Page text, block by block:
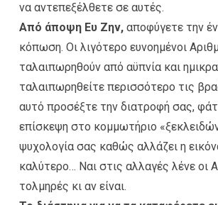
να αντεπεξέλθετε σε αυτές.
Από άποψη Ευ Ζην, αποφύγετε την
κόπωση. Οι λιγότερο ευνοημένοι
ταλαιπωρηθούν από αϋπνία και
ταλαιπωρηθείτε περισσότερο τις
αυτό προσέξτε την διατροφή σας,
επίσκεψη στο κομμωτήριο
ψυχολογία σας καθώς αλλάζει η
καλύτερο… Ναι στις αλλαγές λένε οι
τολμηρές κι αν είναι.